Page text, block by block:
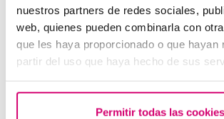
nuestros partners de redes sociales,
web, quienes pueden combinarla con
que les haya proporcionado o que hayan
partir del uso que haya hecho de sus
Permitir todas las cookies